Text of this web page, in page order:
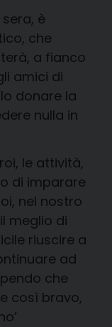
è
che
a fianco
amici di
donare la
nulla in
le attività,
di imparare
nel nostro
meglio di
riuscire a
ad
che
così bravo,